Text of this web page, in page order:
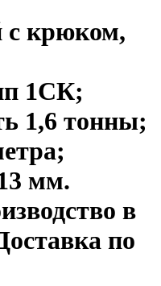
с крюком,
1СК;
1,6 тонны;
мм.
в
по